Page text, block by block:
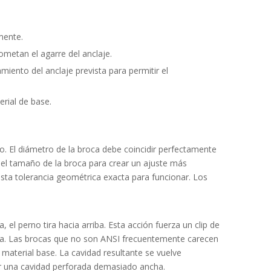
el agarre del anclaje.
del anclaje prevista para permitir el
de base.
El diámetro de la broca debe coincidir perfectamente
tamaño de la broca para crear un ajuste más
tolerancia geométrica exacta para funcionar. Los
el perno tira hacia arriba. Esta acción fuerza un clip de
Las brocas que no son ANSI frecuentemente carecen
base. La cavidad resultante se vuelve
cavidad perforada demasiado ancha.